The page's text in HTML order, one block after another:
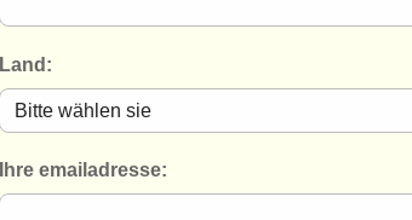
Land:
Ihre emailadresse: